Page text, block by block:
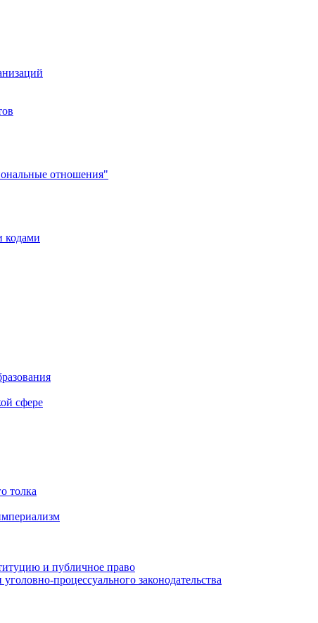
отношения"
кодами
сфере
толка
и публичное право
процессуального законодательства